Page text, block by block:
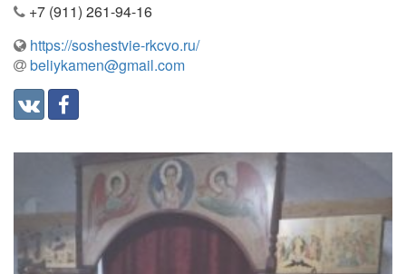
+7 (911) 261-94-16
https://soshestvie-rkcvo.ru/
beliykamen@gmail.com